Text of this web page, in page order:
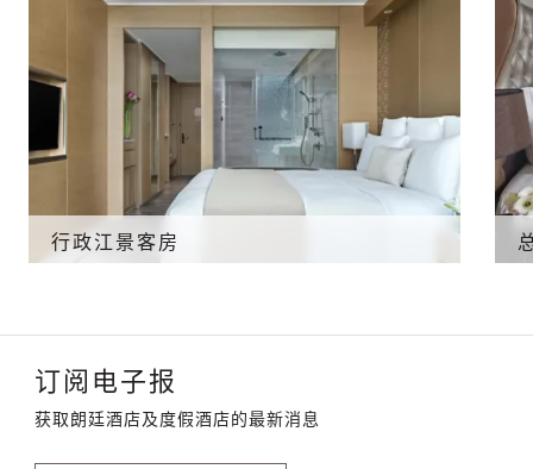
行政江景客房
订阅电子报
获取朗廷酒店及度假酒店的最新消息